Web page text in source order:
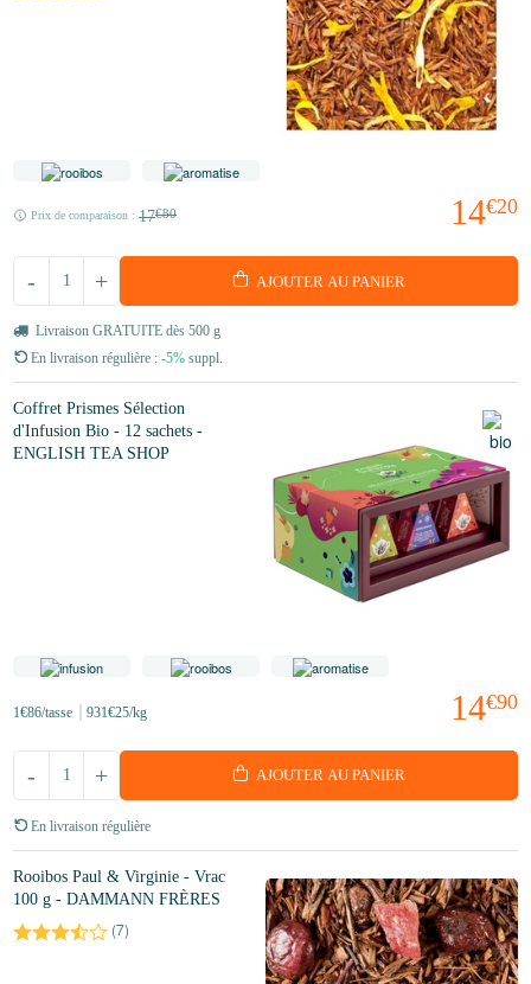
14€20
Prix de comparaison : 17€80
+
- AJOUTER AU PANIER
Livraison GRATUITE dès 500 g
En livraison régulière : -5% suppl.
Coffret Prismes Sélection
d'Infusion Bio - 12 sachets -
ENGLISH TEA SHOP
14€90
1€86/tasse 931€25/kg
+
- AJOUTER AU PANIER
En livraison régulière
Rooibos Paul & Virginie - Vrac
100 g - DAMMANN FRÈRES
(7)